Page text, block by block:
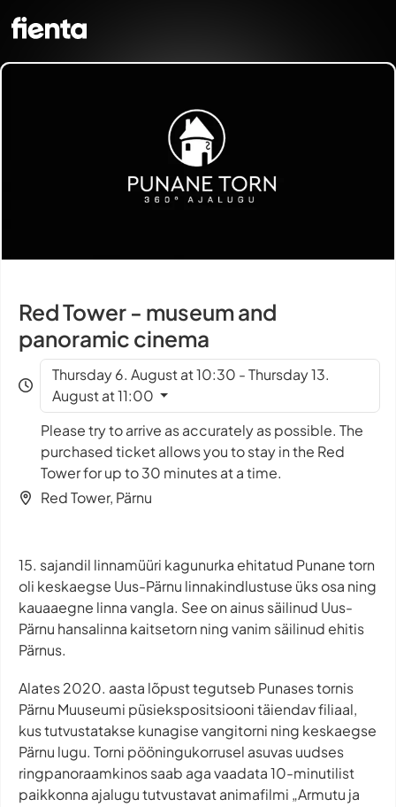
Red Tower - museum and
panoramic cinema
Thursday 6. August at 10:30 - Thursday 13.
August at 11:00
Please try to arrive as accurately as possible. The
purchased ticket allows you to stay in the Red
Tower for up to 30 minutes at a time.
Red Tower, Pärnu
15. sajandil linnamüüri kagunurka ehitatud Punane torn
oli keskaegse Uus-Pärnu linnakindlustuse üks osa ning
kauaaegne linna vangla. See on ainus säilinud Uus-
Pärnu hansalinna kaitsetorn ning vanim säilinud ehitis
Pärnus.
Alates 2020. aasta lõpust tegutseb Punases tornis
Pärnu Muuseumi püsiekspositsiooni täiendav filiaal,
kus tutvustatakse kunagise vangitorni ning keskaegse
Pärnu lugu. Torni pööningukorrusel asuvas uudses
ringpanoraamkinos saab aga vaadata 10-minutilist
paikkonna ajalugu tutvustavat animafilmi „Armutu ja